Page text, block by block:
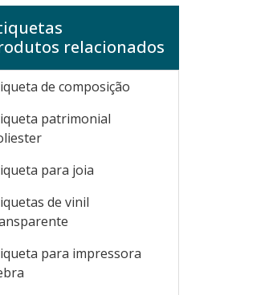
relacionados
de composição
patrimonial
para joia
de vinil
para impressora